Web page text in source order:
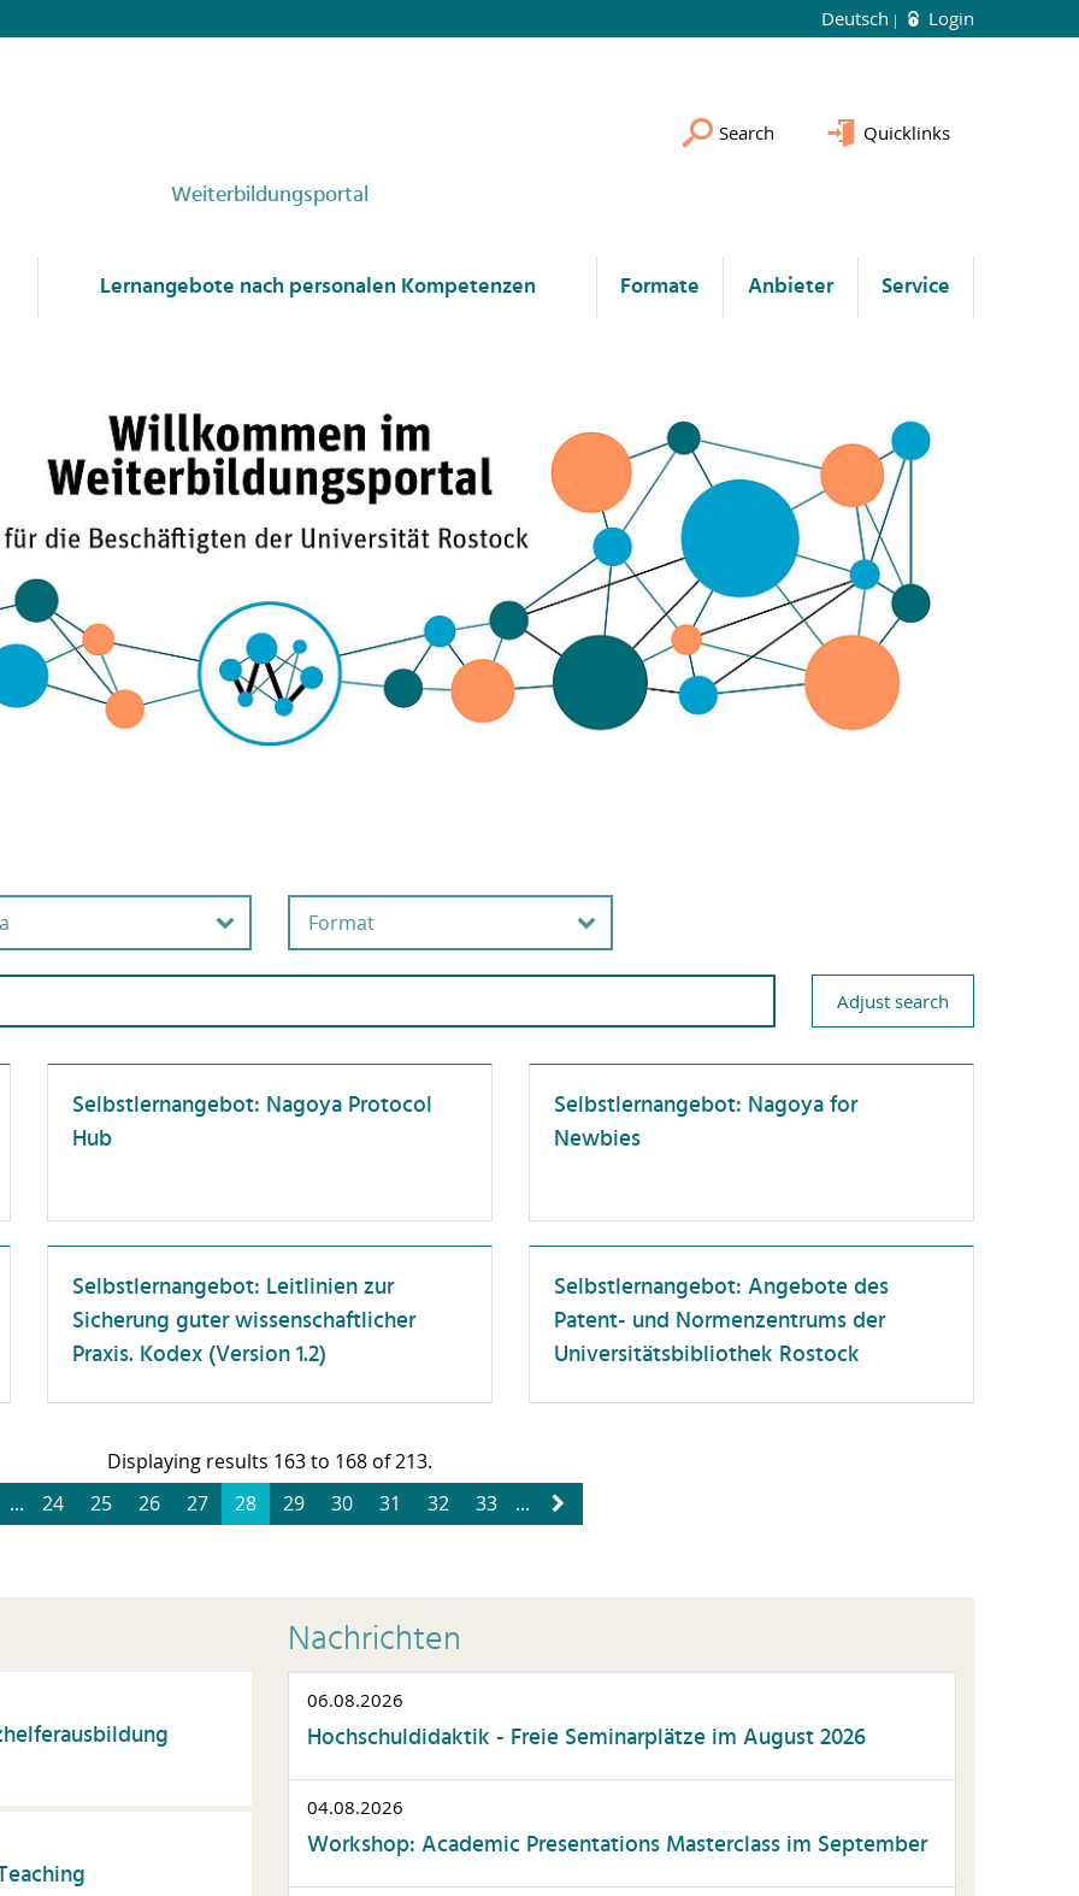
Deutsch Login
Weiterbildungsportal
Search Quicklinks
Lernangebote nach personalen Kompetenzen Formate Anbieter Service
und
Format
Online
Präsenz
Selbstlernangebot
Unterweisung
Adjust search
Selbstlernangebot: Nagoya Protocol
Hub
Selbstlernangebot: Nagoya for
Newbies
Selbstlernangebot: Leitlinien zur
Sicherung guter wissenschaftlicher
Praxis. Kodex (Version 1.2)
Selbstlernangebot: Angebote des
Patent- und Normenzentrums der
Universitätsbibliothek Rostock
Displaying results 163 to 168 of 213.
...
24 25 26 27 28 29 30 31 32 33 ...
Nachrichten
06.08.2026
Hochschuldidaktik - Freie Seminarplätze im August 2026
04.08.2026
Workshop: Academic Presentations Masterclass im September